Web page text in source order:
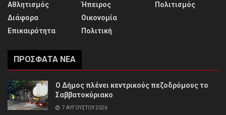
Αθλητισμός
Διάφορα
Επικαιρότητα
Ήπειρος
Οικονομία
Πολιτική
Πολιτισμός
ΠΡΌΣΦΑΤΑ ΝΈΑ
Ο Δήμος πλένει κεντρικούς πεζοδρόμους το
Σαββατοκύριακο
7 ΑΥΓΟΎΣΤΟΥ 2026